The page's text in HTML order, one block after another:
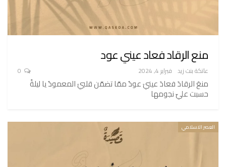
منع الرقاد فعاد عيني عود
عاتكة بنت زيد فبراير 4, 2024
منعَ الرقادَ فعادَ عينيَ عودُ ممّا تضمّن قلبيَ المعمودُ يا ليلةً
حسبت عليّ نجومها
العصر الاسلامي